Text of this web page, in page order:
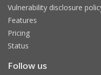
Vulnerability disclosure
Features
Pricing
Status
Follow us